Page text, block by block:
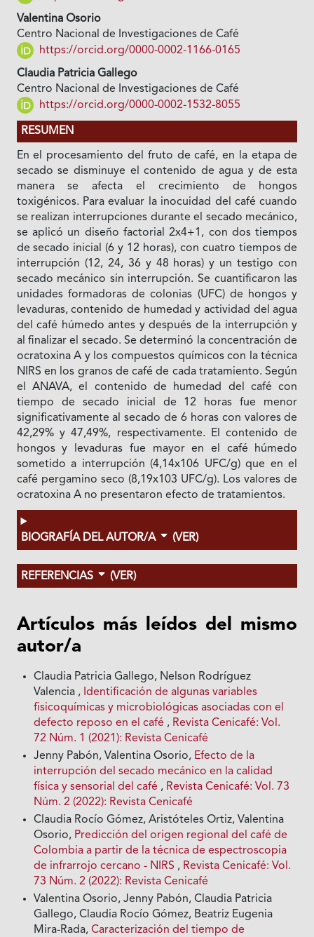
Valentina Osorio
Centro Nacional de Investigaciones de Café
https://orcid.org/0000-0002-1166-0165
Claudia Patricia Gallego
Centro Nacional de Investigaciones de Café
https://orcid.org/0000-0002-1532-8055
RESUMEN
En el procesamiento del fruto de café, en la etapa de
secado se disminuye el contenido de agua y de esta
manera se afecta el crecimiento de hongos
toxigénicos. Para evaluar la inocuidad del café cuando
se realizan interrupciones durante el secado mecánico,
se aplicó un diseño factorial 2x4+1, con dos tiempos
de secado inicial (6 y 12 horas), con cuatro tiempos de
interrupción (12, 24, 36 y 48 horas) y un testigo con
secado mecánico sin interrupción. Se cuantificaron las
unidades formadoras de colonias (UFC) de hongos y
levaduras, contenido de humedad y actividad del agua
del café húmedo antes y después de la interrupción y
al finalizar el secado. Se determinó la concentración de
ocratoxina A y los compuestos químicos con la técnica
NIRS en los granos de café de cada tratamiento. Según
el ANAVA, el contenido de humedad del café con
tiempo de secado inicial de 12 horas fue menor
significativamente al secado de 6 horas con valores de
42,29% y 47,49%, respectivamente. El contenido de
hongos y levaduras fue mayor en el café húmedo
sometido a interrupción (4,14x106 UFC/g) que en el
café pergamino seco (8,19x103 UFC/g). Los valores de
ocratoxina A no presentaron efecto de tratamientos.
BIOGRAFÍA DEL AUTOR/A (VER)
REFERENCIAS (VER)
Artículos más leídos del mismo
autor/a
Claudia Patricia Gallego, Nelson Rodríguez
Valencia , Identificación de algunas variables
fisicoquímicas y microbiológicas asociadas con el
defecto reposo en el café , Revista Cenicafé: Vol.
72 Núm. 1 (2021): Revista Cenicafé
Jenny Pabón, Valentina Osorio, Efecto de la
interrupción del secado mecánico en la calidad
física y sensorial del café , Revista Cenicafé: Vol. 73
Núm. 2 (2022): Revista Cenicafé
Claudia Rocío Gómez, Aristóteles Ortiz, Valentina
Osorio, Predicción del origen regional del café de
Colombia a partir de la técnica de espectroscopia
de infrarrojo cercano - NIRS , Revista Cenicafé: Vol.
73 Núm. 2 (2022): Revista Cenicafé
Valentina Osorio, Jenny Pabón, Claudia Patricia
Gallego, Claudia Rocío Gómez, Beatriz Eugenia
Mira-Rada,Caracterización del tiempo de